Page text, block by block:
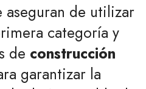
aseguran de utilizar
categoría y
de construcción
garantizar la